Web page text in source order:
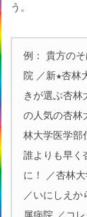
う。
例： 貴方の
院 ／新★杏林
きが選ぶ杏林
の人気の杏林
林大学医学部
誰よりも早く
に！ ／杏林
／いにしえ
属病院 ／コ